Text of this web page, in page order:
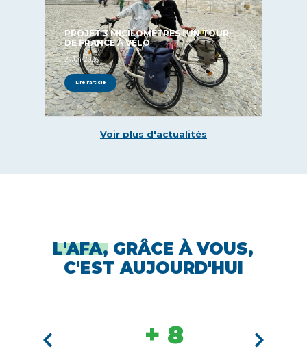
PROJET 3 MICILOMETRES : UN TOUR
DE FRANCE À VÉLO
27/04/2026
Lire l'article
Voir plus d'actualités
L'AFA, GRÂCE À VOUS,
C'EST AUJOURD'HUI
+ 8